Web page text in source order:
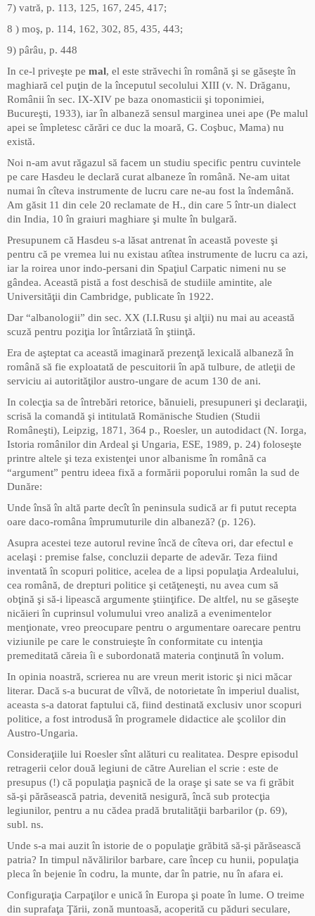
7) vatră, p. 113, 125, 167, 245, 417;
8 ) moş, p. 114, 162, 302, 85, 435, 443;
9) pârâu, p. 448
In ce-l priveşte pe mal, el este străvechi în română şi se găseşte în
maghiară cel puţin de la începutul secolului XIII (v. N. Drăganu,
Românii în sec. IX-XIV pe baza onomasticii şi toponimiei,
Bucureşti, 1933), iar în albaneză sensul marginea unei ape (Pe malul
apei se împletesc cărări ce duc la moară, G. Coşbuc, Mama) nu
există.
Noi n-am avut răgazul să facem un studiu specific pentru cuvintele
pe care Hasdeu le declară curat albaneze în română. Ne-am uitat
numai în cîteva instrumente de lucru care ne-au fost la îndemână.
Am găsit 11 din cele 20 reclamate de H., din care 5 într-un dialect
din India, 10 în graiuri maghiare şi multe în bulgară.
Presupunem că Hasdeu s-a lăsat antrenat în această poveste şi
pentru că pe vremea lui nu existau atîtea instrumente de lucru ca azi,
iar la roirea unor indo-persani din Spaţiul Carpatic nimeni nu se
gândea. Această pistă a fost deschisă de studiile amintite, ale
Universităţii din Cambridge, publicate în 1922.
Dar “albanologii” din sec. XX (I.I.Rusu şi alţii) nu mai au această
scuză pentru poziţia lor întârziată în ştiinţă.
Era de aşteptat ca această imaginară prezenţă lexicală albaneză în
română să fie exploatată de pescuitorii în apă tulbure, de atleţii de
serviciu ai autorităţilor austro-ungare de acum 130 de ani.
In colecţia sa de întrebări retorice, bănuieli, presupuneri şi declaraţii,
scrisă la comandă şi intitulată Romänische Studien (Studii
Româneşti), Leipzig, 1871, 364 p., Roesler, un autodidact (N. Iorga,
Istoria românilor din Ardeal şi Ungaria, ESE, 1989, p. 24) foloseşte
printre altele şi teza existenţei unor albanisme în română ca
“argument” pentru ideea fixă a formării poporului român la sud de
Dunăre:
Unde însă în altă parte decît în peninsula sudică ar fi putut recepta
oare daco-româna împrumuturile din albaneză? (p. 126).
Asupra acestei teze autorul revine încă de cîteva ori, dar efectul e
acelaşi : premise false, concluzii departe de adevăr. Teza fiind
inventată în scopuri politice, acelea de a lipsi populaţia Ardealului,
cea română, de drepturi politice şi cetăţeneşti, nu avea cum să
obţină şi să-i lipească argumente ştiinţifice. De altfel, nu se găseşte
nicăieri în cuprinsul volumului vreo analiză a evenimentelor
menţionate, vreo preocupare pentru o argumentare oarecare pentru
viziunile pe care le construieşte în conformitate cu intenţia
premeditată căreia îi e subordonată materia conţinută în volum.
In opinia noastră, scrierea nu are vreun merit istoric şi nici măcar
literar. Dacă s-a bucurat de vîlvă, de notorietate în imperiul dualist,
aceasta s-a datorat faptului că, fiind destinată exclusiv unor scopuri
politice, a fost introdusă în programele didactice ale şcolilor din
Austro-Ungaria.
Consideraţiile lui Roesler sînt alături cu realitatea. Despre episodul
retragerii celor două legiuni de către Aurelian el scrie : este de
presupus (!) că populaţia paşnică de la oraşe şi sate se va fi grăbit
să-şi părăsească patria, devenită nesigură, încă sub protecţia
legiunilor, pentru a nu cădea pradă brutalităţii barbarilor (p. 69),
subl. ns.
Unde s-a mai auzit în istorie de o populaţie grăbită să-şi părăsească
patria? In timpul năvălirilor barbare, care încep cu hunii, populaţia
pleca în bejenie în codru, la munte, dar în patrie, nu în afara ei.
Configuraţia Carpaţilor e unică în Europa şi poate în lume. O treime
din suprafaţa Ţării, zonă muntoasă, acoperită cu păduri seculare,